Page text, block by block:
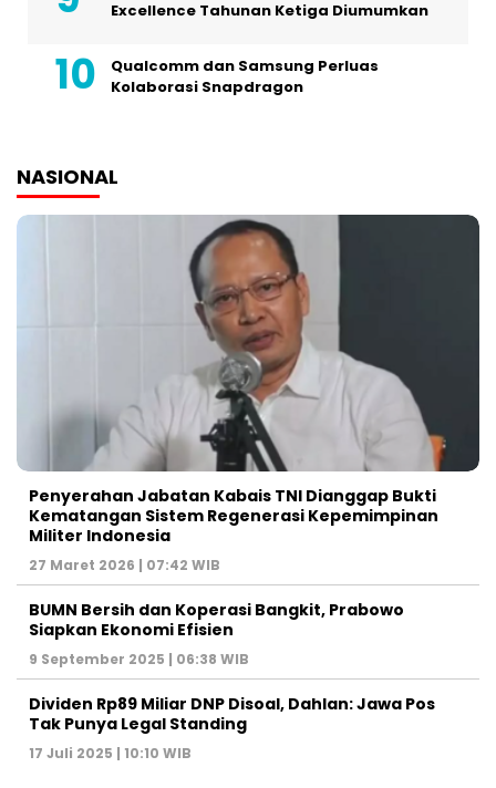
Excellence Tahunan Ketiga Diumumkan
Qualcomm dan Samsung Perluas
Kolaborasi Snapdragon
NASIONAL
Penyerahan Jabatan Kabais TNI Dianggap Bukti
Kematangan Sistem Regenerasi Kepemimpinan
Militer Indonesia
27 Maret 2026 | 07:42 WIB
BUMN Bersih dan Koperasi Bangkit, Prabowo
Siapkan Ekonomi Efisien
9 September 2025 | 06:38 WIB
Dividen Rp89 Miliar DNP Disoal, Dahlan: Jawa Pos
Tak Punya Legal Standing
17 Juli 2025 | 10:10 WIB